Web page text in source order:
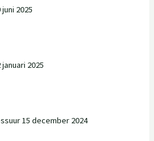
2025
2025
15 december 2024